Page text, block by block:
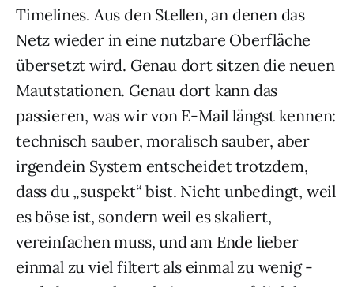
Timelines. Aus den Stellen, an denen das
Netz wieder in eine nutzbare Oberfläche
übersetzt wird. Genau dort sitzen die neuen
Mautstationen. Genau dort kann das
passieren, was wir von E-Mail längst kennen:
technisch sauber, moralisch sauber, aber
irgendein System entscheidet trotzdem,
dass du „suspekt“ bist. Nicht unbedingt, weil
es böse ist, sondern weil es skaliert,
vereinfachen muss, und am Ende lieber
einmal zu viel filtert als einmal zu wenig -